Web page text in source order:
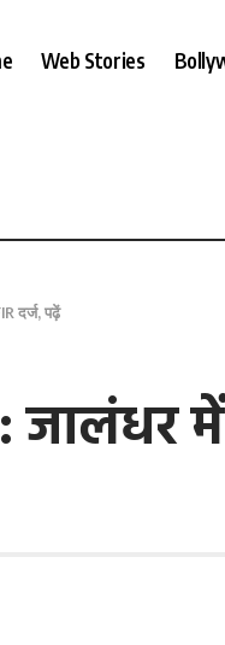
Web Stories
दर्ज, पढ़ें